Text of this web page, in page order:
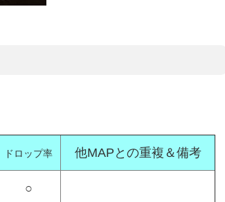
ドロップ率 他MAPとの重複＆備考
○